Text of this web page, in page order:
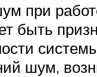
при
быть
шум,